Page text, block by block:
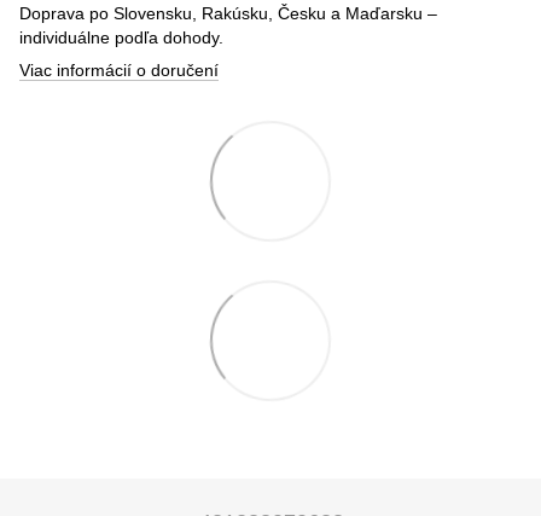
Doprava po Slovensku, Rakúsku, Česku a Maďarsku –
individuálne podľa dohody.
Viac informácií o doručení